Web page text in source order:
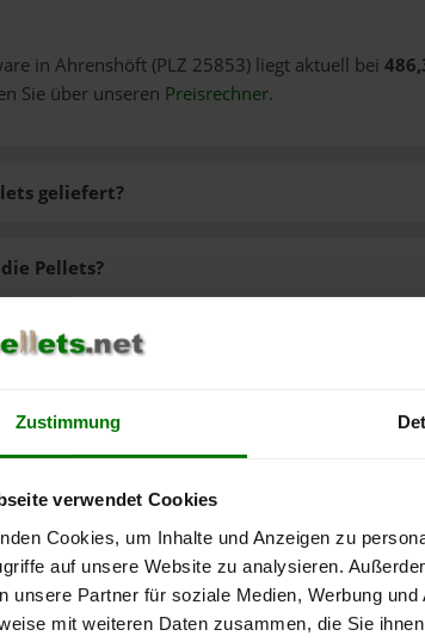
Zustimmung
verwendet Cookies
Cookies, um Inhalte und Anzeigen zu
auf unsere Website zu analysieren.
unsere Partner für soziale Medien, Werbung
mit weiteren Daten zusammen, die Sie
in Ahrenshöft (PLZ 25853) liegt aktuell bei
Sie über unseren Preisrechner.
geliefert?
es?
Pellets?
der Pellets?